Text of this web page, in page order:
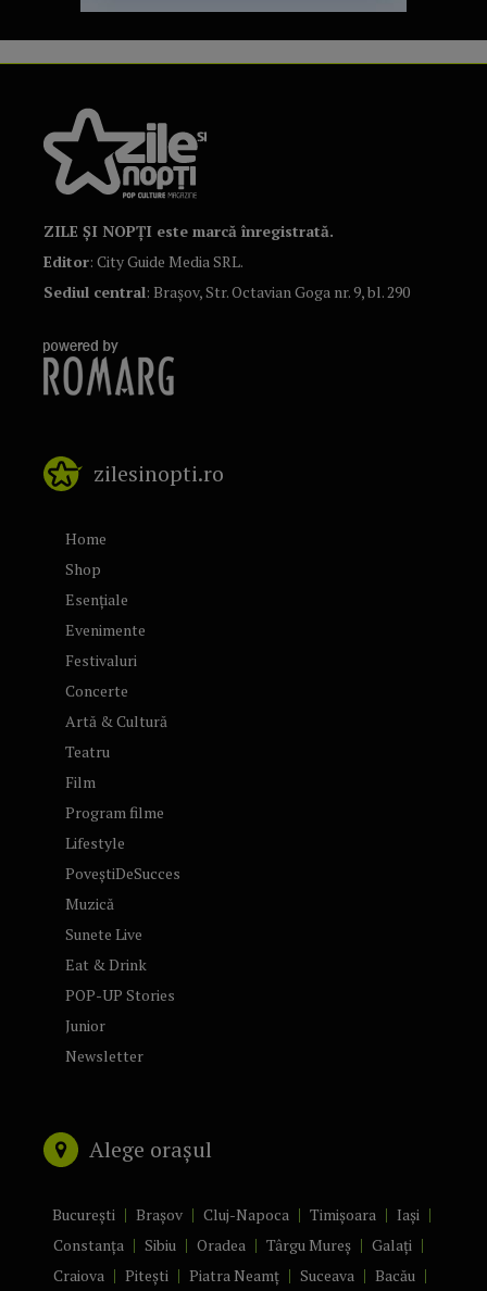
ZILE ȘI NOPȚI este marcă înregistrată.
Editor: City Guide Media SRL.
Sediul central: Brașov, Str. Octavian Goga nr. 9, bl. 290
zilesinopti.ro
Home
Shop
Esențiale
Evenimente
Festivaluri
Concerte
Artă & Cultură
Teatru
Film
Program filme
Lifestyle
PoveștiDeSucces
Muzică
Sunete Live
Eat & Drink
POP-UP Stories
Junior
Newsletter
Alege orașul
București Brașov Cluj-Napoca Timișoara
Iași
Constanța
Sibiu Oradea Târgu Mureș
Galați
Craiova
Pitești Piatra Neamț Suceava
Bacău